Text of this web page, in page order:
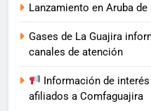
Lanzamiento en Aruba de
Gases de La Guajira
canales de atención
Información de
afiliados a Comfaguajira